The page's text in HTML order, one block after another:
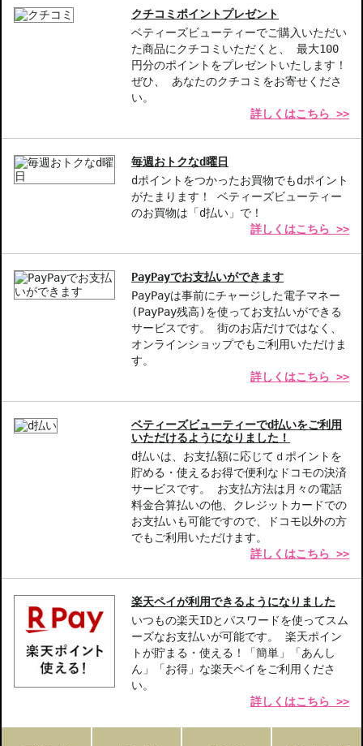
商品番号：12510669
JAN/UPC：3614273574976
クチコミポイントプレゼント
ベティーズビューティーでご購入いただい
た商品にクチコミいただくと、 最大100
円分のポイントをプレゼントいたします！
ぜひ、 あなたのクチコミをお寄せくださ
い。
詳しくはこちら >>
毎週おトクなd曜日
dポイントをつかったお買物でもdポイント
がたまります！ ベティーズビューティー
のお買物は「d払い」で！
詳しくはこちら >>
PayPayでお支払いができます
PayPayは事前にチャージした電子マネー
(PayPay残高)を使ってお支払いができる
サービスです。 街のお店だけではなく、
オンラインショップでもご利用いただけま
す。
詳しくはこちら >>
ベティーズビューティーでd払いをご利用
いただけるようになりました！
d払いは、お支払額に応じてｄポイントを
貯める・使えるお得で便利なドコモの決済
サービスです。 お支払方法は月々の電話
料金合算払いの他、クレジットカードでの
お支払いも可能ですので、ドコモ以外の方
でもご利用いただけます。
詳しくはこちら >>
楽天ペイが利用できるようになりました
いつもの楽天IDとパスワードを使ってスム
ーズなお支払いが可能です。 楽天ポイン
トが貯まる・使える！「簡単」「あんし
ん」「お得」な楽天ペイをご利用くださ
い。
詳しくはこちら >>